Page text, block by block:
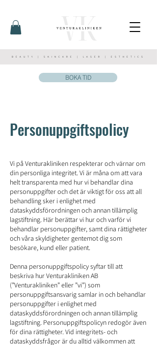
BEAUTY | SKINCARE | LASER | ESTHETICS
BOKA TID
Personuppgiftspolicy
Vi på Venturakliniken respekterar och värnar om
din personliga integritet. Vi är måna om att vara
helt transparenta med hur vi behandlar dina
personuppgifter och det är viktigt för oss att all
behandling sker i enlighet med
dataskyddsförordningen och annan tillämplig
lagstiftning. Här berättar vi hur och varför vi
behandlar personuppgifter, samt dina rättigheter
och våra skyldigheter gentemot dig som
besökare, kund eller patient.
Denna personuppgiftspolicy syftar till att
beskriva hur Venturakliniken AB
(”Venturakliniken” eller ”vi”) som
personuppgiftsansvarig samlar in och behandlar
personuppgifter i enlighet med
dataskyddsförordningen och annan tillämplig
lagstiftning. Personuppgiftspolicyn redogör även
för dina rättigheter. Vid integritets- och
dataskyddsfrågor är du alltid välkommen att